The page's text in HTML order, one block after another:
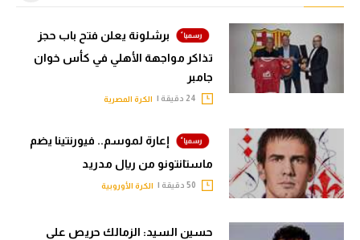
برشلونة يعلن فتح باب حجز
تذاكر مواجهة الأهلي في كأس خوان
جامبر
الكرة المصرية
إعارة لموسم.. فيورنتينا يضم
ماستانتونو من ريال مدريد
الكرة الأوروبية
حسين السيد: الزمالك حريص على